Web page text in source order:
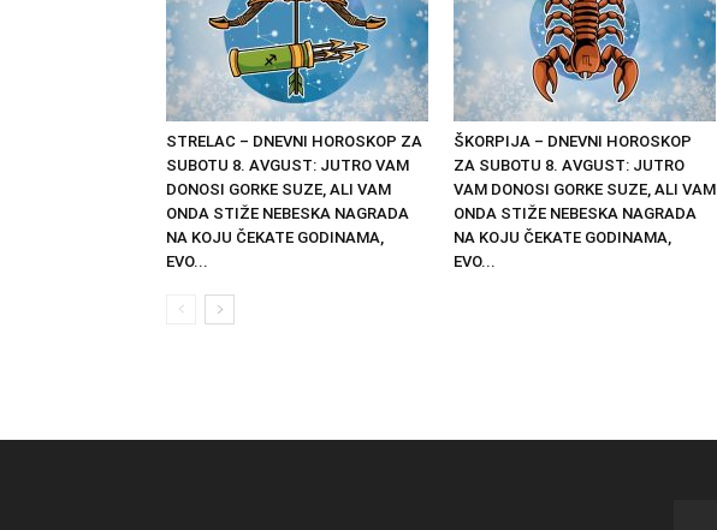
STRELAC – DNEVNI HOROSKOP ZA
SUBOTU 8. AVGUST: JUTRO VAM
DONOSI GORKE SUZE, ALI VAM
ONDA STIŽE NEBESKA NAGRADA
NA KOJU ČEKATE GODINAMA,
EVO...
ŠKORPIJA – DNEVNI HOROSKOP
ZA SUBOTU 8. AVGUST: JUTRO
VAM DONOSI GORKE SUZE, ALI VAM
ONDA STIŽE NEBESKA NAGRADA
NA KOJU ČEKATE GODINAMA,
EVO...